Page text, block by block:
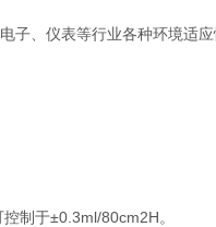
子、仪表等行业各种环境适
制于±0.3ml/80cm2H。